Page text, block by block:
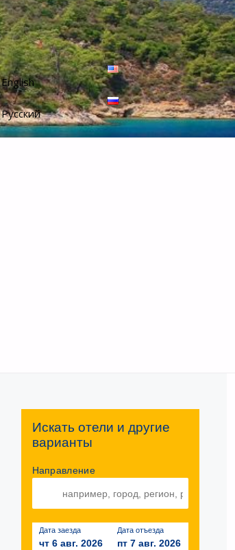
English
Русский
Искать отели и другие
варианты
Направление
Дата заезда
чт 6 авг. 2026
Дата отъезда
пт 7 авг. 2026